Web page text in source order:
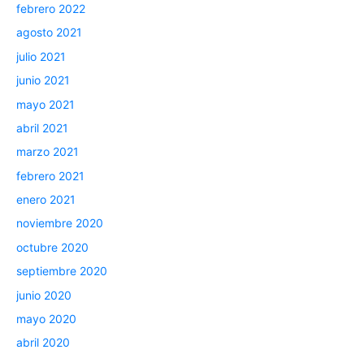
febrero 2022
agosto 2021
julio 2021
junio 2021
mayo 2021
abril 2021
marzo 2021
febrero 2021
enero 2021
noviembre 2020
octubre 2020
septiembre 2020
junio 2020
mayo 2020
abril 2020